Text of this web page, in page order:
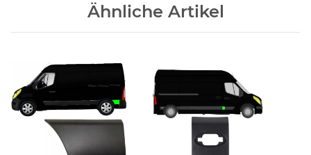
Ähnliche Artikel